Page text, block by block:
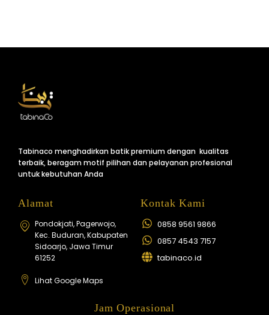
Tabinaco menghadirkan batik premium dengan kualitas
terbaik, beragam motif pilihan dan pelayanan profesional
untuk kebutuhan Anda
Alamat
Pondokjati, Pagerwojo,
Kec. Buduran, Kabupaten
Sidoarjo, Jawa Timur
61252
Lihat Google Maps
Kontak Kami
0858 9561 9866
0857 4543 7157
tabinaco.id
Jam Operasional